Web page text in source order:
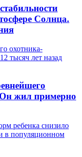
Солнца.
охотника-
тысяч лет назад
Он жил примерно
ребенка снизило
в популяционном